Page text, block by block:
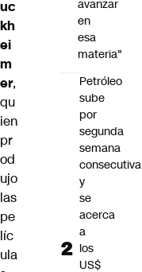
uc
kh
ei
m
er,
qu
ien
pr
od
ujo
las
pe
líc
ula
avanzar
en
esa
materia"
Petróleo
sube
por
segunda
semana
consecutiva
y
se
acerca
a
los
US$